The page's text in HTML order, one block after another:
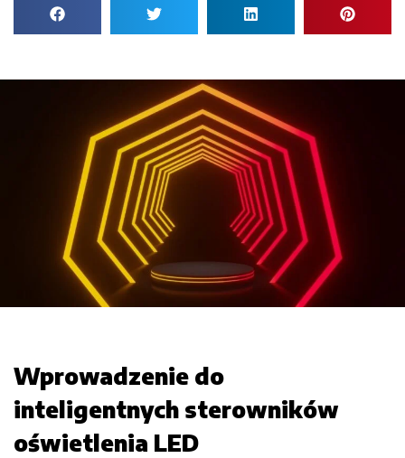
Wprowadzenie do
inteligentnych sterowników
oświetlenia LED